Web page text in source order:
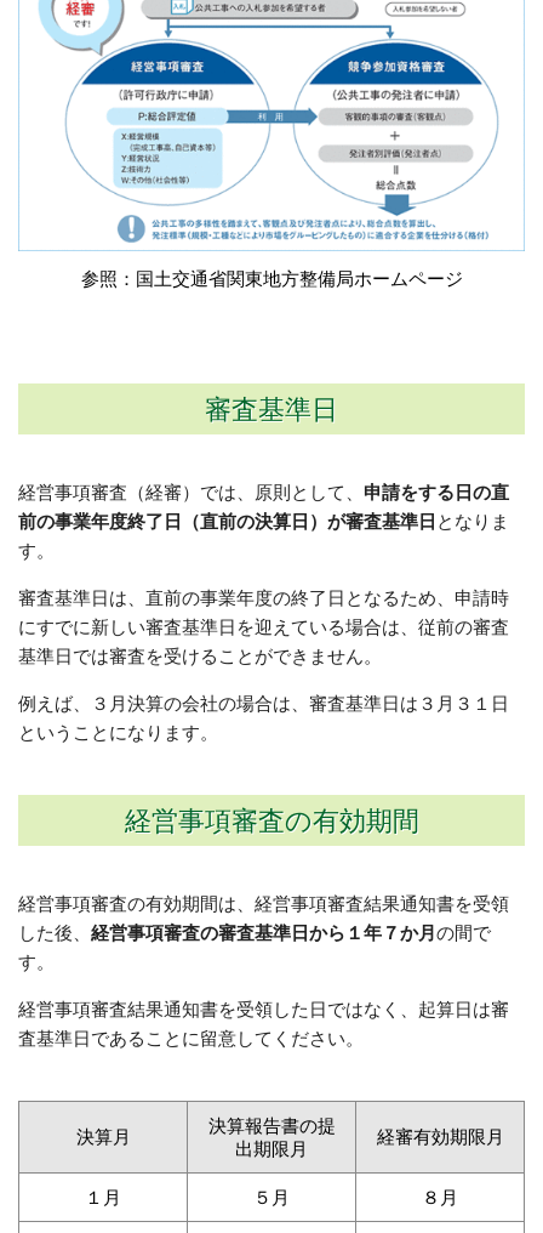
参照：国土交通省関東地方整備局ホームページ
審査基準日
経営事項審査（経審）では、原則として、 申請をする日の直
前の事業年度終了日（直前の決算日）が審査基準日 となりま
す。
審査基準日は、直前の事業年度の終了日となるため、申請時
にすでに新しい審査基準日を迎えている場合は、従前の審査
基準日では審査を受けることができません。
例えば、３月決算の会社の場合は、審査基準日は３月３１日
ということになります。
経営事項審査の有効期間
経営事項審査の有効期間は、経営事項審査結果通知書を受領
した後、 経営事項審査の審査基準日から１年７か月 の間で
す。
経営事項審査結果通知書を受領した日ではなく、起算日は審
査基準日であることに留意してください。
決算月
決算報告書の提
出期限月
経審有効期限月
１月 ５月 ８月